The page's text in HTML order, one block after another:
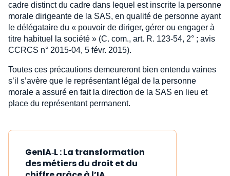
cadre distinct du cadre dans lequel est inscrite la personne
morale dirigeante de la SAS, en qualité de personne ayant
le délégataire du « pouvoir de diriger, gérer ou engager à
titre habituel la société » (C. com., art. R. 123-54, 2° ; avis
CCRCS n° 2015-04, 5 févr. 2015).
Toutes ces précautions demeureront bien entendu vaines
s’il s’avère que le représentant légal de la personne
morale a assuré en fait la direction de la SAS en lieu et
place du représentant permanent.
GenIA‑L : La transformation
des métiers du droit et du